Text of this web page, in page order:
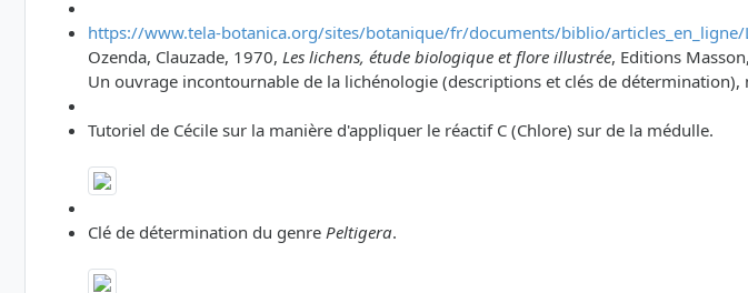
https://www.tela-botanica.org/sites/botanique/fr/documents/biblio/articles_en_ligne/
Ozenda, Clauzade, 1970, Les lichens, étude biologique et flore illustrée, Editions
Un ouvrage incontournable de la lichénologie (descriptions et clés de détermination),
Tutoriel de Cécile sur la manière d'appliquer le réactif C (Chlore) sur de la médulle.
Clé de détermination du genre Peltigera.